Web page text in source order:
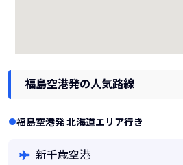
福島空港発の人気路線
福島空港発 北海道エリア行き
新千歳空港